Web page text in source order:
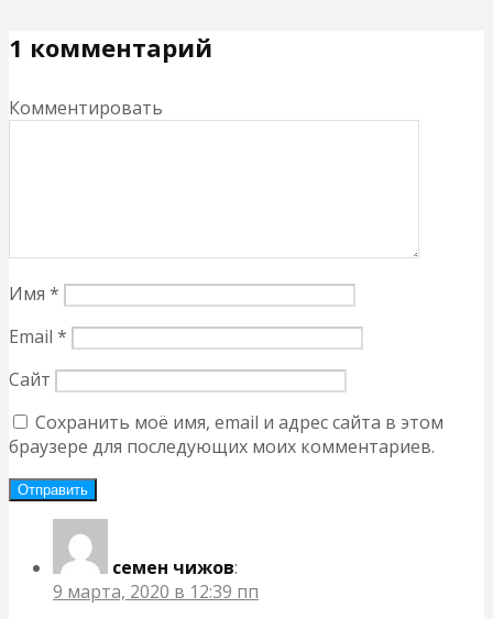
1 комментарий
Комментировать
Имя *
Email *
Сайт
Сохранить моё имя, email и адрес сайта в этом
браузере для последующих моих комментариев.
семен чижов:
9 марта, 2020 в 12:39 пп